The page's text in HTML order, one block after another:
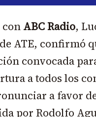
ABC Radio,
ATE, confirmó
convocada
a todos los
a favor
por Rodolfo